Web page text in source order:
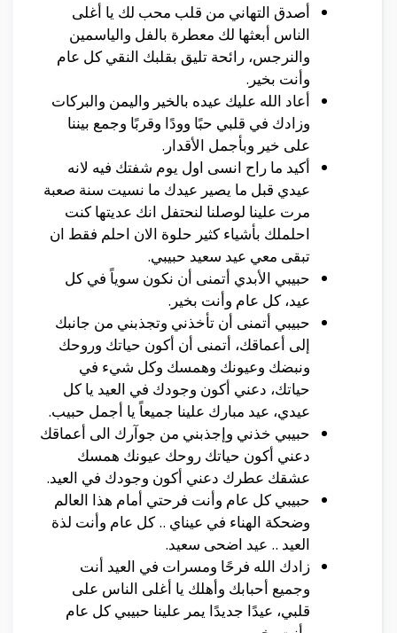
أصدق التهاني من قلب محب لك يا أغلى
الناس أبعثها لك معطرة بالفل والياسمين
والنرجس، رائحة تليق بقلبك النقي كل عام
وأنت بخير.
أعاد الله عليك عيده بالخير واليمن والبركات
وزادك في قلبي حبًا وودًا وقربًا وجمع بيننا
على خير وبأجمل الأقدار.
أكيد ما راح انسى اول يوم شفتك فيه لانه
عيدي قبل ما يصير عيدك ما نسيت سنة صعبة
مرت علينا لوصلنا لنحتفل انك عديتها كنت
احلملك بأشياء كثير حلوة الان احلم فقط ان
تبقى معي عيد سعيد حبيبي.
حبيبي الأبدي أتمنى أن نكون سوياً في كل
عيد، كل عام وأنت بخير.
حبيبي أتمنى أن تأخذني وتجذبني من جانبك
إلى أعماقك، أتمنى أن أكون حياتك وروحك
ونبضك وعيونك وهمسك وكل شيء في
حياتك، دعني أكون وجودك في العيد يا كل
عيدي، عيد مبارك علينا جميعاً يا أجمل حبيب.
حبيبي خذني وإجذبني من جوآرك الى أعماقك
دعني أكون حياتك روحك عيونك همسك
عشقك عطرك دعني أكون وجودك في العيد.
حبيبي كل عام وأنت فرحتي أمام هذا العالم
وضحكة الهناء في عيناي .. كل عام وأنت لذة
العيد .. عيد اضحى سعيد.
زادك الله فرحًا ومسرات في العيد أنت
وجميع أحبابك وأهلك يا أغلى الناس على
قلبي، عيدًا جديدًا يمر علينا حبيبي كل عام